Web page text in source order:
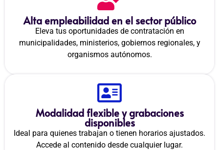
Alta empleabilidad en el sector público
Eleva tus oportunidades de contratación en
municipalidades, ministerios, gobiernos regionales, y
organismos autónomos.
Modalidad flexible y grabaciones
disponibles
Ideal para quienes trabajan o tienen horarios ajustados.
Accede al contenido desde cualquier lugar.